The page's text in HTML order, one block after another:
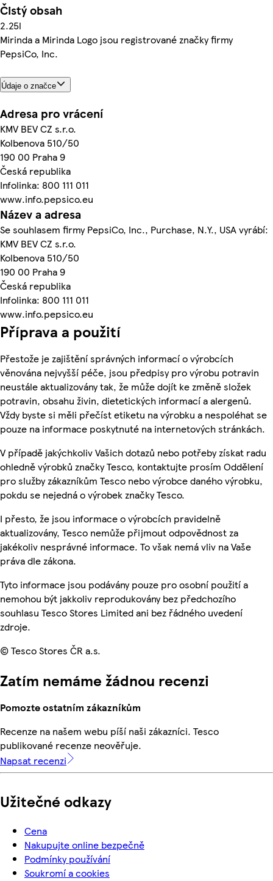
Čistý obsah
2.25l
Mirinda a Mirinda Logo jsou registrované značky firmy
PepsiCo, Inc.
Údaje o značce
Adresa pro vrácení
KMV BEV CZ s.r.o.
Kolbenova 510/50
190 00 Praha 9
Česká republika
Infolinka: 800 111 011
www.info.pepsico.eu
Název a adresa
Se souhlasem firmy PepsiCo, Inc., Purchase, N.Y., USA vyrábí:
KMV BEV CZ s.r.o.
Kolbenova 510/50
190 00 Praha 9
Česká republika
Infolinka: 800 111 011
www.info.pepsico.eu
Příprava a použití
Přestože je zajištění správných informací o výrobcích
věnována nejvyšší péče, jsou předpisy pro výrobu potravin
neustále aktualizovány tak, že může dojít ke změně složek
potravin, obsahu živin, dietetických informací a alergenů.
Vždy byste si měli přečíst etiketu na výrobku a nespoléhat se
pouze na informace poskytnuté na internetových stránkách.
V případě jakýchkoliv Vašich dotazů nebo potřeby získat radu
ohledně výrobků značky Tesco, kontaktujte prosím Oddělení
pro služby zákazníkům Tesco nebo výrobce daného výrobku,
pokdu se nejedná o výrobek značky Tesco.
I přesto, že jsou informace o výrobcích pravidelně
aktualizovány, Tesco nemůže přijmout odpovědnost za
jakékoliv nesprávné informace. To však nemá vliv na Vaše
práva dle zákona.
Tyto informace jsou podávány pouze pro osobní použití a
nemohou být jakkoliv reprodukovány bez předchozího
souhlasu Tesco Stores Limited ani bez řádného uvedení
zdroje.
© Tesco Stores ČR a.s.
Zatím nemáme žádnou recenzi
Pomozte ostatním zákazníkům
Recenze na našem webu píší naši zákazníci. Tesco
publikované recenze neověřuje.
Napsat recenzi
Užitečné odkazy
Cena
Nakupujte online bezpečně
Podmínky používání
Soukromí a cookies